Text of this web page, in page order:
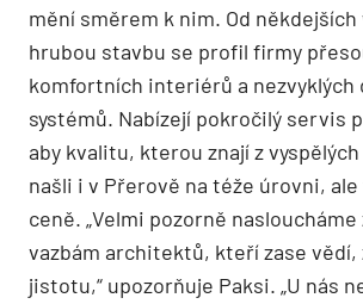
mění směrem k nim. Od
hrubou stavbu se profil firmy
komfortních interiérů a nezvyklých
systémů. Nabízejí pokročilý servis
aby kvalitu, kterou znají z vyspělých
našli i v Přerově na téže úrovni,
ceně. „Velmi pozorně nasloucháme
vazbám architektů, kteří zase vědí,
jistotu,“ upozorňuje Paksi. „U nás